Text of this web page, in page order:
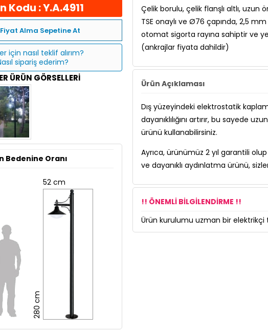
Kodu : Y.A.4911
Fiyat Alma Sepetine At
için nasıl teklif alırım?
sipariş ederim?
ÜRÜN GÖRSELLERI
Bedenine Oranı
52 cm
280 cm
Çelik borulu, çelik flanşlı altlı,
TSE onaylı ve Ø76 çapında, 2,5
otomat sigorta rayına sahiptir ve
(ankrajlar fiyata dahildir)
Ürün Açıklaması
Dış yüzeyindeki elektrostatik
dayanıklılığını artırır, bu sayede
ürünü kullanabilirsiniz.
Ayrıca, ürünümüz 2 yıl garantili
ve dayanıklı aydınlatma ürünü,
!! ÖNEMLİ BİLGİLENDİRME !!
Ürün kurulumu uzman bir elektrikçi